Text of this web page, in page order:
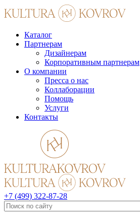
Каталог
Партнерам
Дизайнерам
Корпоративным партнерам
О компании
Пресса о нас
Коллаборации
Помощь
Услуги
Контакты
+7 (499) 322-87-28